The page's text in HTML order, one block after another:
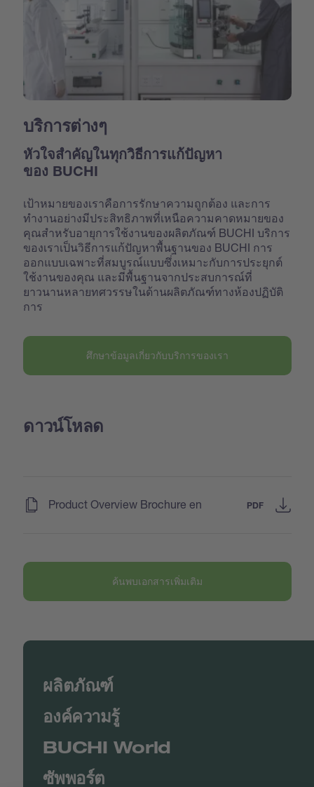
บริการต่างๆ
หัวใจสำคัญในทุกวิธีการแก้ปัญหา
ของ BUCHI
เป้าหมายของเราคือการรักษาความถูกต้อง และการ
ทำงานอย่างมีประสิทธิภาพที่เหนือความคาดหมายของ
คุณสำหรับอายุการใช้งานของผลิตภัณฑ์ BUCHI บริการ
ของเราเป็นวิธีการแก้ปัญหาพื้นฐานของ BUCHI การ
ออกแบบเฉพาะที่สมบูรณ์แบบซึ่งเหมาะกับการประยุกต์
ใช้งานของคุณ และมีพื้นฐานจากประสบการณ์ที่
ยาวนานหลายทศวรรษในด้านผลิตภัณฑ์ทางห้องปฏิบัติ
การ
ศึกษาข้อมูลเกี่ยวกับบริการของเรา
ดาวน์โหลด
Product Overview Brochure en PDF
ค้นพบเอกสารเพิ่มเติม
ผลิตภัณฑ์
องค์ความรู้
BUCHI World
ซัพพอร์ต